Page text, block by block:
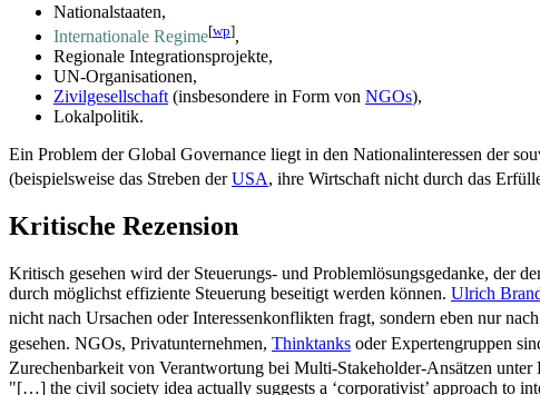
Nationalstaaten,
Internationale Regime[wp],
Regionale Integrationsprojekte,
UN-Organisationen,
Zivilgesellschaft (insbesondere in Form von NGOs),
Lokalpolitik.
Ein Problem der Global Governance liegt in den National­interessen der
(beispielsweise das Streben derUSA, ihre Wirtschaft nicht durch das
Kritische Rezension
Kritisch gesehen wird der Steuerungs- und Problem­lösungs­gedanke, der
durch möglichst effiziente Steuerung beseitigt werden können. Ulrich
nicht nach Ursachen oder Interessenkonflikten fragt, sondern eben nur
gesehen. NGOs, Privatunternehmen, Thinktanks oder Experten­gruppen
Zurechenbarkeit von Verantwortung bei Multi-Stakeholder-Ansätzen
"[…] the civil society idea actually suggests a ‘corporativist’ approach to